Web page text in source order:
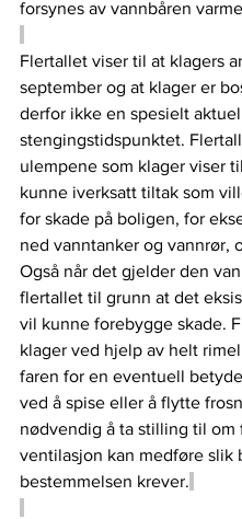
forsynes av vannbåren
Flertallet viser til at klagers
september og at klager er
derfor ikke en spesielt
stengingstidspunktet.
ulempene som klager viser
kunne iverksatt tiltak som
for skade på boligen, for
ned vanntanker og vannrør,
Også når det gjelder den
flertallet til grunn at det
vil kunne forebygge skade.
klager ved hjelp av helt
faren for en eventuell
ved å spise eller å flytte
nødvendig å ta stilling til
ventilasjon kan medføre slik
bestemmelsen krever.